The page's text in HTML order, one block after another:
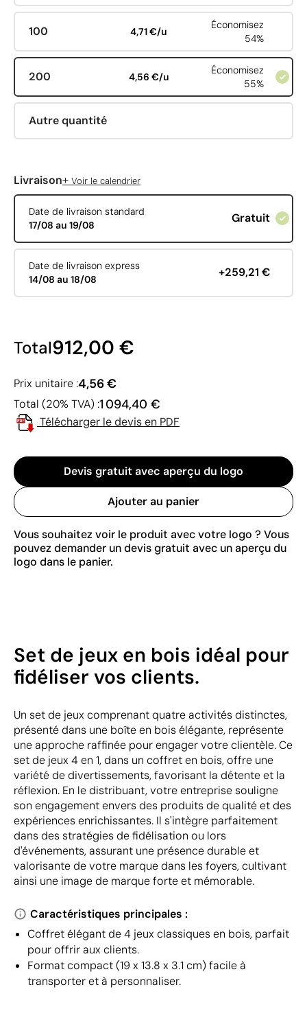
100 4,71 €/u
Économisez
54%
200 4,56 €/u
Économisez
55%
Autre quantité
Livraison+ Voir le calendrier
Date de livraison standard
17/08 au 19/08
Gratuit
Date de livraison express
14/08 au 18/08
+259,21 €
Total912,00 €
Prix unitaire :4,56 €
Total (20% TVA) :1 094,40 €
Télécharger le devis en PDF
Devis gratuit avec aperçu du logo
Ajouter au panier
Vous souhaitez voir le produit avec votre logo ? Vous
pouvez demander un devis gratuit avec un aperçu du
logo dans le panier.
Set de jeux en bois idéal pour
fidéliser vos clients.
Un set de jeux comprenant quatre activités distinctes,
présenté dans une boîte en bois élégante, représente
une approche raffinée pour engager votre clientèle. Ce
set de jeux 4 en 1, dans un coffret en bois, offre une
variété de divertissements, favorisant la détente et la
réflexion. En le distribuant, votre entreprise souligne
son engagement envers des produits de qualité et des
expériences enrichissantes. Il s'intègre parfaitement
dans des stratégies de fidélisation ou lors
d'événements, assurant une présence durable et
valorisante de votre marque dans les foyers, cultivant
ainsi une image de marque forte et mémorable.
Caractéristiques principales :
Coffret élégant de 4 jeux classiques en bois, parfait
pour offrir aux clients.
Format compact (19 x 13.8 x 3.1 cm) facile à
transporter et à personnaliser.